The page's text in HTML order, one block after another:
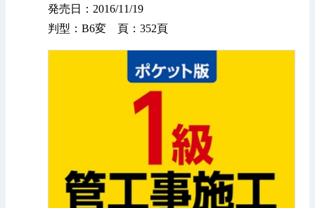
発売日：2016/11/19
判型：B6変 頁：352頁